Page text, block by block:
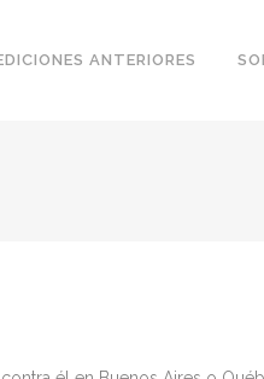
ANTERIORES